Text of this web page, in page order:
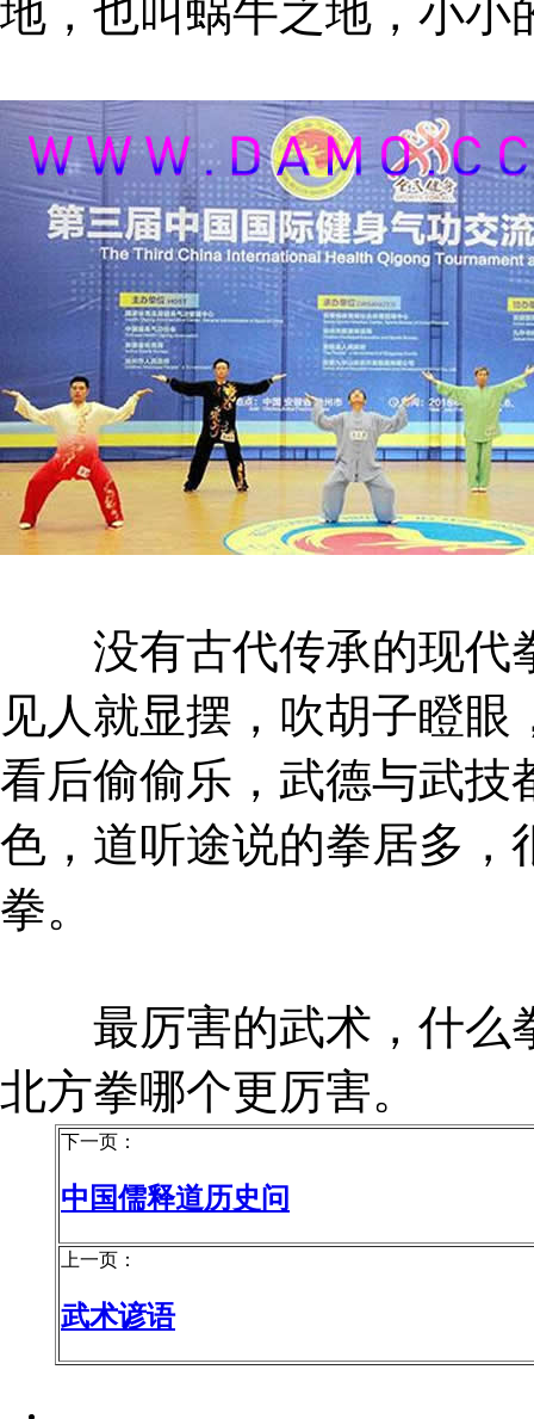
地，也叫蜗牛之地，小小
没有古代传承的现代
见人就显摆，吹胡子瞪
看后偷偷乐，武德与武技
色，道听途说的拳居多，
拳。
最厉害的武术，什么
北方拳哪个更厉害。
下一页：
中国儒释道历史问
上一页：
武术谚语